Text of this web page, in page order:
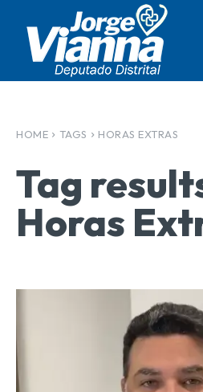
HOME TAGS HORAS EXTRAS
Tag
Horas